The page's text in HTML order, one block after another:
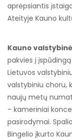
aprėpsiantis
Ateityje Kauno
Kauno
pakvies į
Lietuvos
valstybiniu choru,
naujų metų
– kameriniai
pasirodymai.
Bingelio įkurto